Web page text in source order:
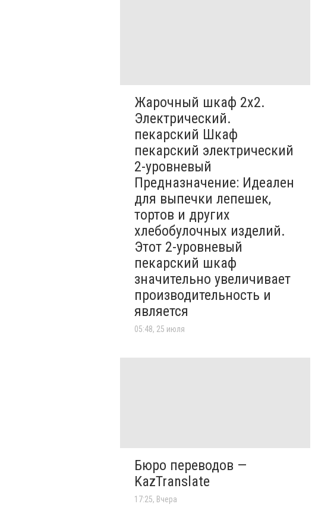
Жарочный шкаф 2х2.
Электрический.
пекарский Шкаф
пекарский электрический
2-уровневый
Предназначение: Идеален
для выпечки лепешек,
тортов и других
хлебобулочных изделий.
Этот 2-уровневый
пекарский шкаф
значительно увеличивает
производительность и
является
05:48, 25 июля
Бюро переводов —
KazTranslate
17:25, Вчера